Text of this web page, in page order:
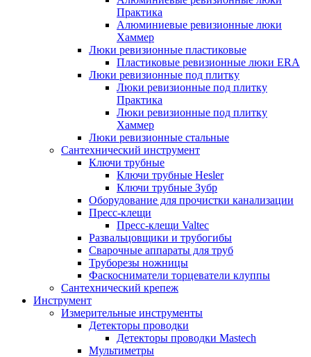
Практика
Алюминиевые ревизионные люки
Хаммер
Люки ревизионные пластиковые
Пластиковые ревизионные люки ERA
Люки ревизионные под плитку
Люки ревизионные под плитку
Практика
Люки ревизионные под плитку
Хаммер
Люки ревизионные стальные
Сантехнический инструмент
Ключи трубные
Ключи трубные Hesler
Ключи трубные Зубр
Оборудование для прочистки канализации
Пресс-клещи
Пресс-клещи Valtec
Развальцовщики и трубогибы
Сварочные аппараты для труб
Труборезы ножницы
Фаскосниматели торцеватели клуппы
Сантехнический крепеж
Инструмент
Измерительные инструменты
Детекторы проводки
Детекторы проводки Mastech
Мультиметры